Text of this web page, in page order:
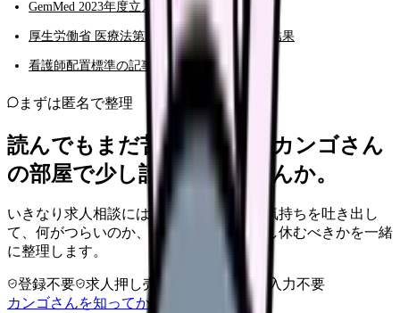
GemMed 2023年度立入検査結果
厚生労働省 医療法第25条に基づく立入検査結果
看護師配置標準の記事
まずは匿名で整理
読んでもまだ苦しいなら、カンゴさん
の部屋で少し話してみませんか。
いきなり求人相談には進みません。今の気持ちを吐き出し
て、何がつらいのか、辞めるべきか、少し休むべきかを一緒
に整理します。
登録不要 求人押し売りなし
病院名は入力不要
カンゴさんを知ってから相談する